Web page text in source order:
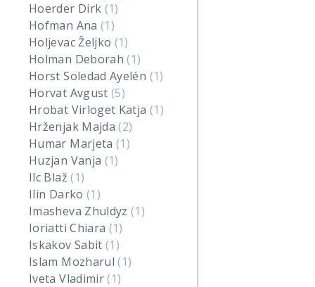
Hoerder Dirk (1)
Hofman Ana (1)
Holjevac Željko (1)
Holman Deborah(1)
Horst Soledad Ayelén (1)
Horvat Avgust(5)
Hrobat Virloget Katja (1)
Hrženjak Majda(2)
Humar Marjeta(1)
Huzjan Vanja (1)
Ilc Blaž(1)
Ilin Darko (1)
Imasheva Zhuldyz(1)
Ioriatti Chiara (1)
Iskakov Sabit(1)
Islam Mozharul(1)
Iveta Vladimir(1)